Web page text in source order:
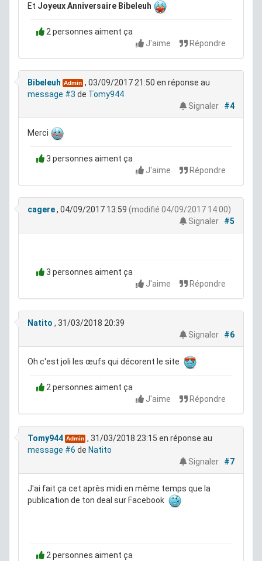
Et Joyeux Anniversaire Bibeleuh
2 personnes aiment ça
J'aime
Répondre
Bibeleuh Admin , 03/09/2017 21:50 en réponse au
message #3 de Tomy944
Signaler
#4
Merci
3 personnes aiment ça
J'aime
Répondre
cagere, 04/09/2017 13:59 (modifié 04/09/2017 14:00)
Signaler
#5
3 personnes aiment ça
J'aime
Répondre
Natito , 31/03/2018 20:39
Signaler
#6
Oh c'est joli les œufs qui décorent le site
2 personnes aiment ça
J'aime
Répondre
Tomy944 Admin , 31/03/2018 23:15 en réponse au
message #6 de Natito
Signaler
#7
J'ai fait ça cet après midi en même temps que la
publication de ton deal sur Facebook
2 personnes aiment ça